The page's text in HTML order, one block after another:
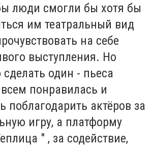
люди смогли бы хотя бы
им театральный вид
на себе
выступления. Но
один - пьеса
понравилась и
поблагодарить актёров за
игру, а платформу
" , за содействие,